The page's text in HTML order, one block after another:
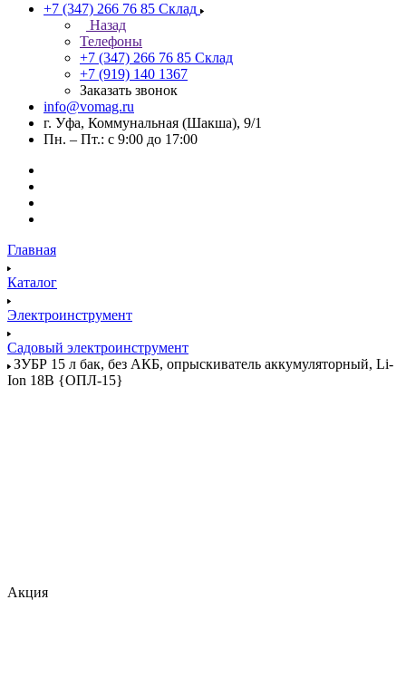
+7 (347) 266 76 85 Склад
Назад
Телефоны
+7 (347) 266 76 85 Склад
+7 (919) 140 1367
Заказать звонок
info@vomag.ru
г. Уфа, Коммунальная (Шакша), 9/1
Пн. – Пт.: с 9:00 до 17:00
Главная
Каталог
Электроинструмент
Садовый электроинструмент
ЗУБР 15 л бак, без АКБ, опрыскиватель аккумуляторный, Li-
Ion 18В {ОПЛ-15}
Акция